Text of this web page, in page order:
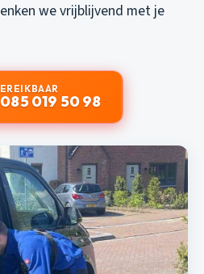
we vrijblijvend met je
019 50 98